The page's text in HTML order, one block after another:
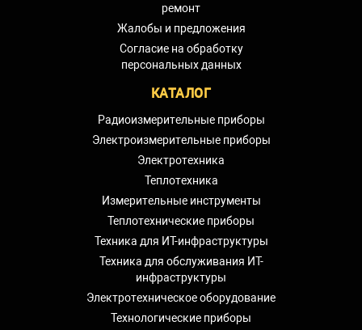
ремонт
Жалобы и предложения
Согласие на обработку
персональных данных
КАТАЛОГ
Радиоизмерительные приборы
Электроизмерительные приборы
Электротехника
Теплотехника
Измерительные инструменты
Теплотехнические приборы
Техника для ИТ-инфраструктуры
Техника для обслуживания ИТ-
инфраструктуры
Электротехническое оборудование
Технологические приборы